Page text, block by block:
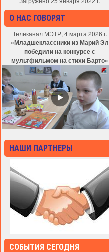
О НАС ГОВОРЯТ
Телеканал МЭТР, 4 марта 2026 г.
«Младшеклассники из Марий Эл
победили на конкурсе с
мультфильмом на стихи Барто»
НАШИ ПАРТНЕРЫ
СОБЫТИЯ СЕГОДНЯ